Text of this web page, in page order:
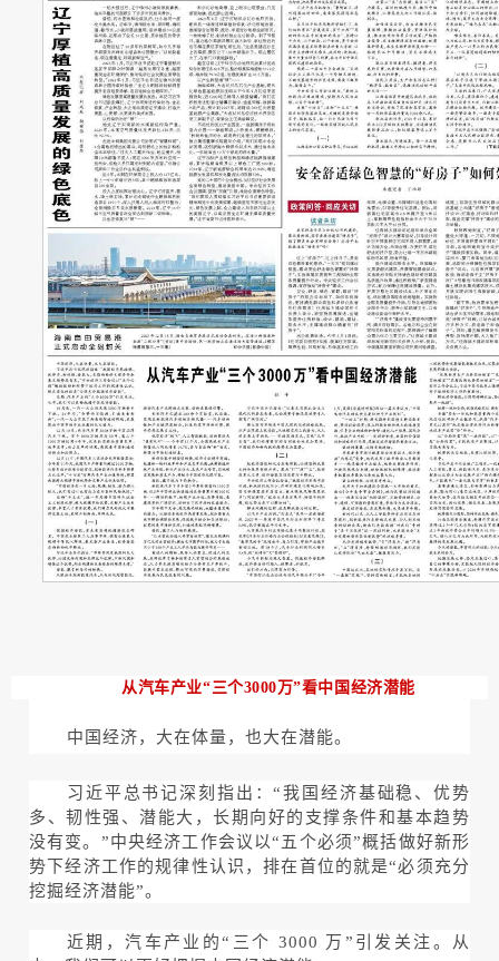
从汽车产业“三个3000万”看中国经济潜能
中国经济，大在体量，也大在潜能。
习近平总书记深刻指出：“我国经济基础稳、优势
多、韧性强、潜能大，长期向好的支撑条件和基本趋势
没有变。”中央经济工作会议以“五个必须”概括做好新形
势下经济工作的规律性认识，排在首位的就是“必须充分
挖掘经济潜能”。
近期，汽车产业的“三个 3000 万”引发关注。从